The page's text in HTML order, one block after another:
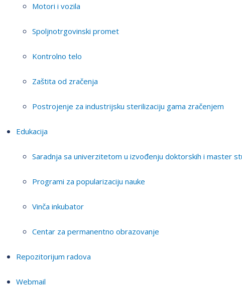
Motori i vozila
Spoljnotrgovinski promet
Kontrolno telo
Zaštita od zračenja
Postrojenje za industrijsku sterilizaciju gama zračenjem
Edukacija
Saradnja sa univerzitetom u izvođenju doktorskih i master
Programi za popularizaciju nauke
Vinča inkubator
Centar za permanentno obrazovanje
Repozitorijum radova
Webmail